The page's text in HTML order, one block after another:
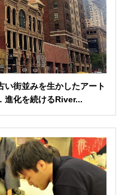
い街並みを生かしたアート
進化を続けるRiver...